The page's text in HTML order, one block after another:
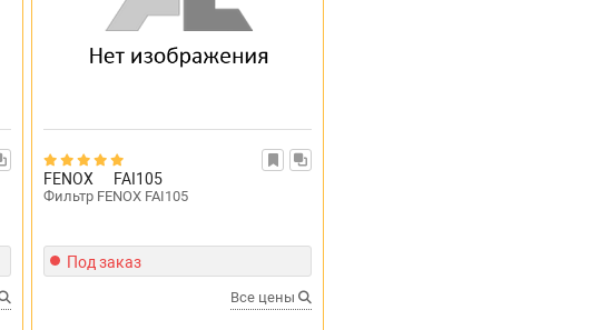
FENOX FAI105
Фильтр FENOX FAI105
Под заказ
Все цены